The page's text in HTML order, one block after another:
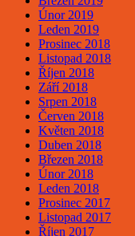
Únor 2019
Leden 2019
Prosinec 2018
Listopad 2018
Říjen 2018
Září 2018
Srpen 2018
Červen 2018
Květen 2018
Duben 2018
Březen 2018
Únor 2018
Leden 2018
Prosinec 2017
Listopad 2017
Říjen 2017